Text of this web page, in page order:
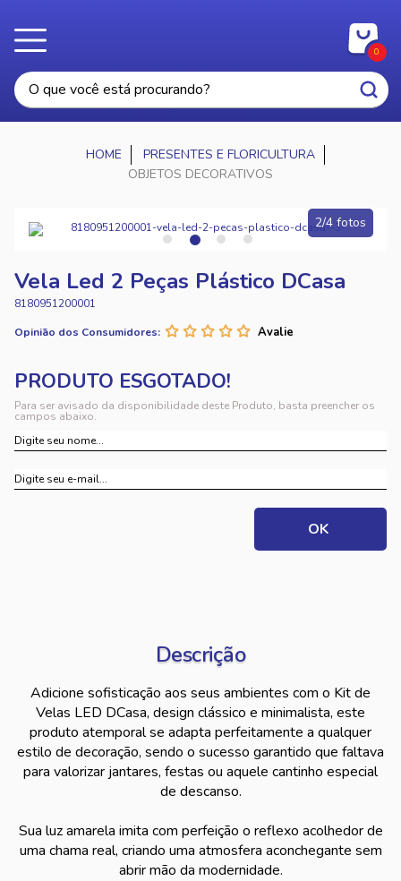
0
PRESENTES E FLORICULTURA
OBJETOS DECORATIVOS
2/4 fotos
Vela Led 2 Peças Plástico DCasa
8180951200001
Opinião dos Consumidores:
Para ser avisado da disponibilidade deste Produto, basta preencher os
campos abaixo.
Descrição
Adicione sofisticação aos seus ambientes com o Kit de
Velas LED DCasa, design clássico e minimalista, este
produto atemporal se adapta perfeitamente a qualquer
estilo de decoração, sendo o sucesso garantido que faltava
para valorizar jantares, festas ou aquele cantinho especial
de descanso.
Sua luz amarela imita com perfeição o reflexo acolhedor de
uma chama real, criando uma atmosfera aconchegante sem
abrir mão da modernidade.